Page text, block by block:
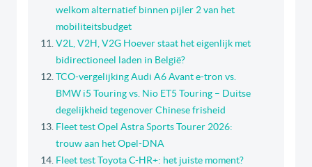
welkom alternatief binnen pijler 2 van het
mobiliteitsbudget
V2L, V2H, V2G Hoever staat het eigenlijk met
bidirectioneel laden in België?
TCO-vergelijking Audi A6 Avant e-tron vs.
BMW i5 Touring vs. Nio ET5 Touring – Duitse
degelijkheid tegenover Chinese frisheid
Fleet test Opel Astra Sports Tourer 2026:
trouw aan het Opel-DNA
Fleet test Toyota C-HR+: het juiste moment?